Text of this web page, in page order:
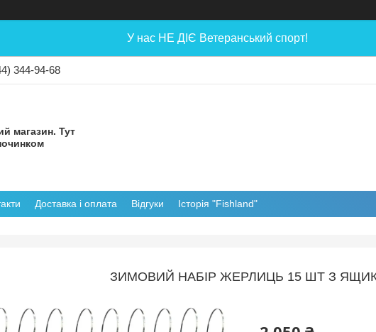
У нас НЕ ДІЄ Ветеранський спорт!
344-94-68
магазин. Тут
Доставка і оплата Відгуки Історія "Fishland"
ЗИМОВИЙ НАБІР ЖЕРЛИЦЬ 15 ШТ З